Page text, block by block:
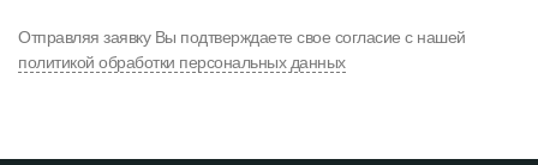
Отправляя заявку Вы подтверждаете свое согласие с нашей
политикой обработки персональных данных